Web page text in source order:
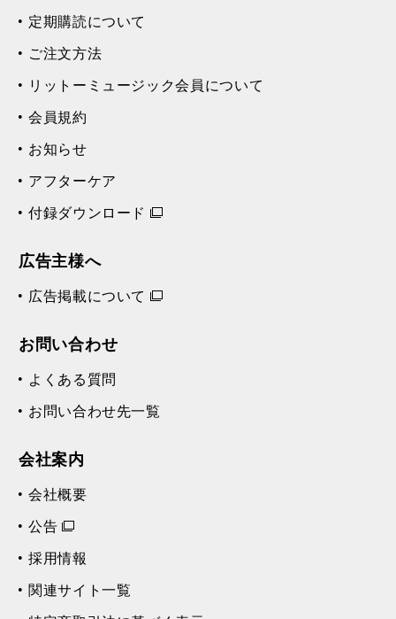
定期購読について
ご注文方法
リットーミュージック会員について
会員規約
お知らせ
アフターケア
付録ダウンロード
広告主様へ
広告掲載について
お問い合わせ
よくある質問
お問い合わせ先一覧
会社案内
会社概要
公告
採用情報
関連サイト一覧